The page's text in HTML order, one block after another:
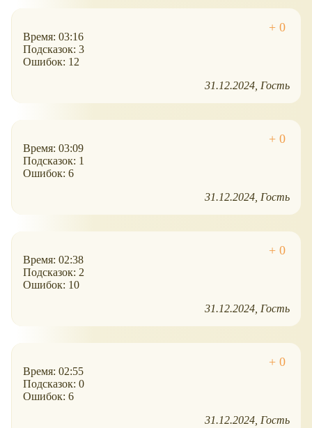
Время: 03:16
Подсказок: 3
Ошибок: 12
31.12.2024 Гость
Время: 03:09
Подсказок: 1
Ошибок: 6
31.12.2024 Гость
Время: 02:38
Подсказок: 2
Ошибок: 10
31.12.2024 Гость
Время: 02:55
Подсказок: 0
Ошибок: 6
31.12.2024 Гость